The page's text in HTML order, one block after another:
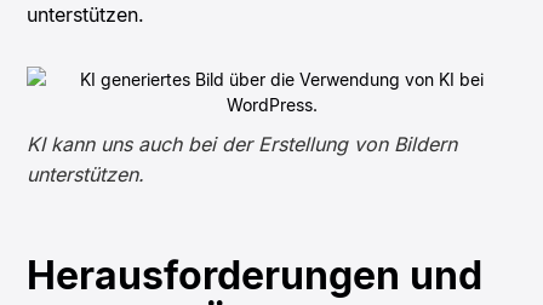
unterstützen.
KI kann uns auch bei der Erstellung von Bildern
unterstützen.
Herausforderungen und